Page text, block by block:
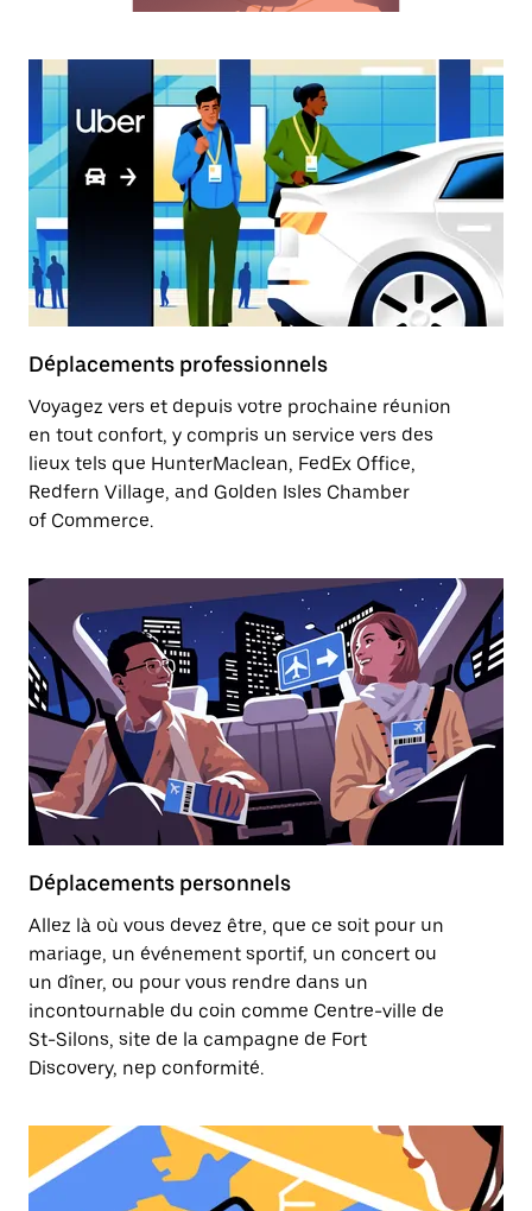
Échap
fermer
le
calendrier.
Déplacements professionnels
Voyagez vers et depuis votre prochaine réunion
en tout confort, y compris un service vers des
lieux tels que HunterMaclean, FedEx Office,
Redfern Village, and Golden Isles Chamber
of Commerce.
Déplacements personnels
Allez là où vous devez être, que ce soit pour un
mariage, un événement sportif, un concert ou
un dîner, ou pour vous rendre dans un
incontournable du coin comme Centre-ville de
St-Silons, site de la campagne de Fort
Discovery, nep conformité.